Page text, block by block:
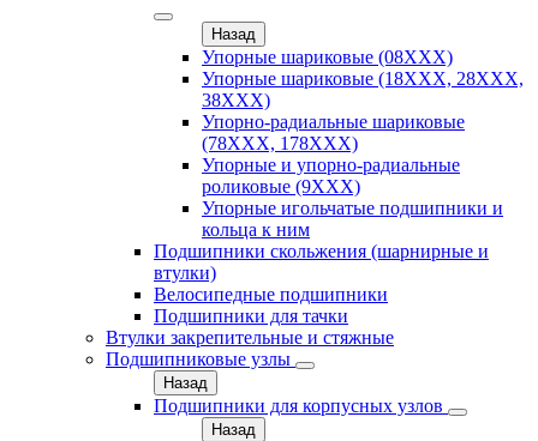
Назад
Упорные шариковые (08XXX)
Упорные шариковые (18XXX, 28XXХ,
38ХХХ)
Упорно-радиальные шариковые
(78XXX, 178ХХХ)
Упорные и упорно-радиальные
роликовые (9ХХХ)
Упорные игольчатые подшипники и
кольца к ним
Подшипники скольжения (шарнирные и
втулки)
Велосипедные подшипники
Подшипники для тачки
Втулки закрепительные и стяжные
Подшипниковые узлы
Назад
Подшипники для корпусных узлов
Назад